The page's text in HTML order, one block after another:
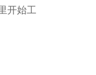
开始工